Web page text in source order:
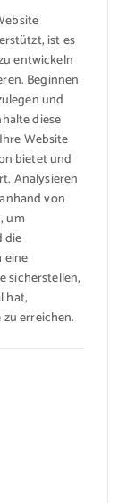
ist es
entwickeln
Beginnen
und
diese
Website
bietet und
Analysieren
von
um
die
eine
sicherstellen,
hat,
erreichen.